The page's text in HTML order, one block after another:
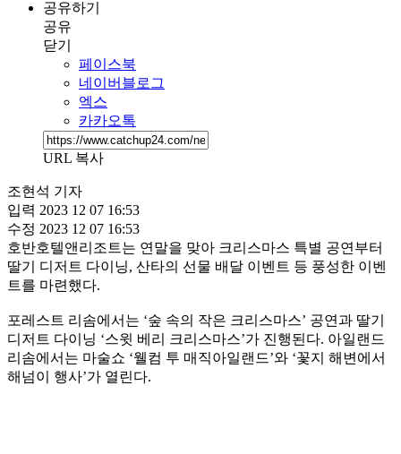
공유하기
공유
닫기
페이스북
네이버블로그
엑스
카카오톡
URL 복사
조현석 기자
입력 2023 12 07 16:53
수정 2023 12 07 16:53
호반호텔앤리조트는 연말을 맞아 크리스마스 특별 공연부터
딸기 디저트 다이닝, 산타의 선물 배달 이벤트 등 풍성한 이벤
트를 마련했다.
포레스트 리솜에서는 ‘숲 속의 작은 크리스마스’ 공연과 딸기
디저트 다이닝 ‘스윗 베리 크리스마스’가 진행된다. 아일랜드
리솜에서는 마술쇼 ‘웰컴 투 매직아일랜드’와 ‘꽃지 해변에서
해넘이 행사’가 열린다.